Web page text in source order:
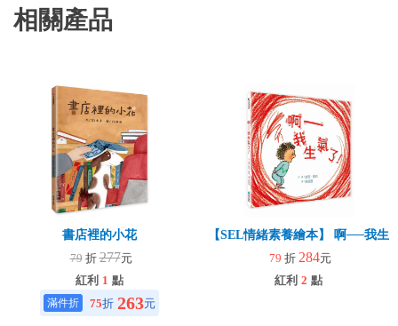
相關產品
書店裡的小花
79 折277元
紅利 1 點
75折 263元
【SEL情緒素養繪本】 啊──我生
79 折 284元
紅利 2 點